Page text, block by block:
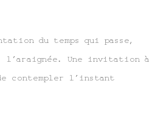
du temps qui passe,
Une invitation à
contempler l’instant